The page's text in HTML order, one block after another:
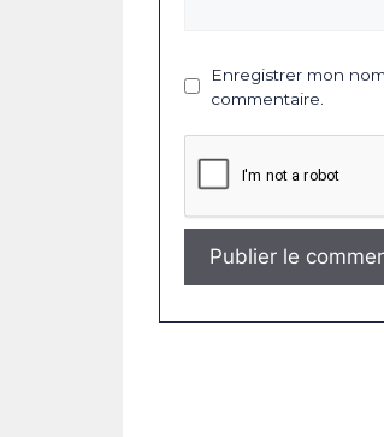
Enregistrer mon
commentaire.